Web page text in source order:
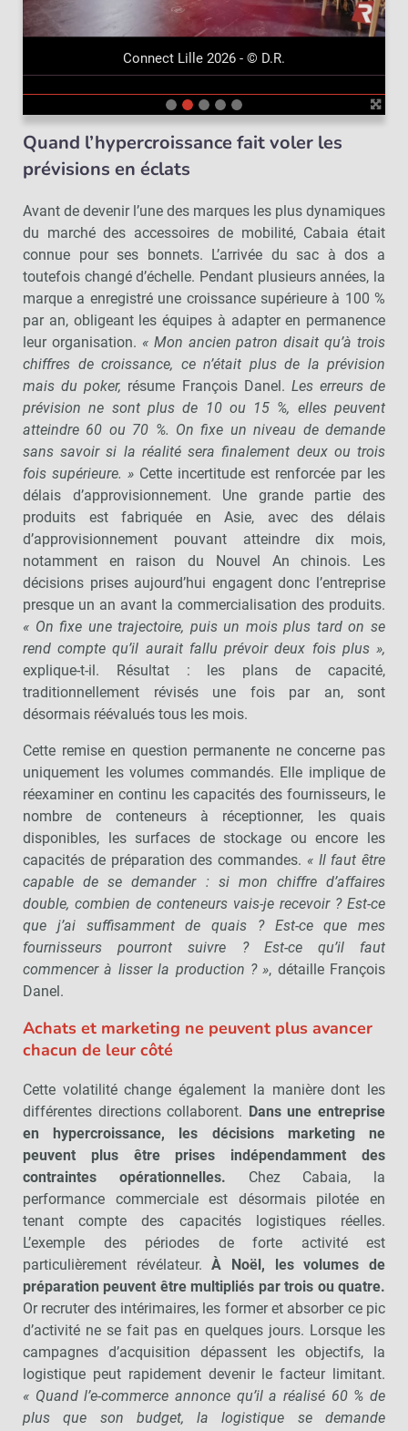
Connect Lille 2026 - © D.R.
Quand l’hypercroissance fait voler les
prévisions en éclats
Avant de devenir l’une des marques les plus dynamiques
du marché des accessoires de mobilité, Cabaia était
connue pour ses bonnets. L’arrivée du sac à dos a
toutefois changé d’échelle. Pendant plusieurs années, la
marque a enregistré une croissance supérieure à 100 %
par an, obligeant les équipes à adapter en permanence
leur organisation. « Mon ancien patron disait qu’à trois
chiffres de croissance, ce n’était plus de la prévision
mais du poker, résume François Danel. Les erreurs de
prévision ne sont plus de 10 ou 15 %, elles peuvent
atteindre 60 ou 70 %. On fixe un niveau de demande
sans savoir si la réalité sera finalement deux ou trois
fois supérieure. » Cette incertitude est renforcée par les
délais d’approvisionnement. Une grande partie des
produits est fabriquée en Asie, avec des délais
d’approvisionnement pouvant atteindre dix mois,
notamment en raison du Nouvel An chinois. Les
décisions prises aujourd’hui engagent donc l’entreprise
presque un an avant la commercialisation des produits.
« On fixe une trajectoire, puis un mois plus tard on se
rend compte qu’il aurait fallu prévoir deux fois plus »,
explique-t-il. Résultat : les plans de capacité,
traditionnellement révisés une fois par an, sont
désormais réévalués tous les mois.
Cette remise en question permanente ne concerne pas
uniquement les volumes commandés. Elle implique de
réexaminer en continu les capacités des fournisseurs, le
nombre de conteneurs à réceptionner, les quais
disponibles, les surfaces de stockage ou encore les
capacités de préparation des commandes. « Il faut être
capable de se demander : si mon chiffre d’affaires
double, combien de conteneurs vais-je recevoir ? Est-ce
que j’ai suffisamment de quais ? Est-ce que mes
fournisseurs pourront suivre ? Est-ce qu’il faut
commencer à lisser la production ? », détaille François
Danel.
Achats et marketing ne peuvent plus avancer
chacun de leur côté
Cette volatilité change également la manière dont les
différentes directions collaborent. Dans une entreprise
en hypercroissance, les décisions marketing ne
peuvent plus être prises indépendamment des
contraintes opérationnelles. Chez Cabaia, la
performance commerciale est désormais pilotée en
tenant compte des capacités logistiques réelles.
L’exemple des périodes de forte activité est
particulièrement révélateur.À Noël, les volumes de
préparation peuvent être multipliés par trois ou quatre.
Or recruter des intérimaires, les former et absorber ce pic
d’activité ne se fait pas en quelques jours. Lorsque les
campagnes d’acquisition dépassent les objectifs, la
logistique peut rapidement devenir le facteur limitant.
« Quand l’e-commerce annonce qu’il a réalisé 60 % de
plus que son budget, la logistique se demande